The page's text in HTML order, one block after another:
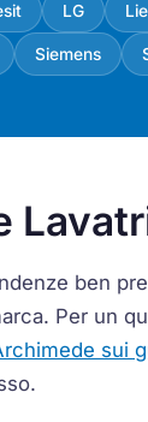
LG
Siemens
ben
Per un
sui